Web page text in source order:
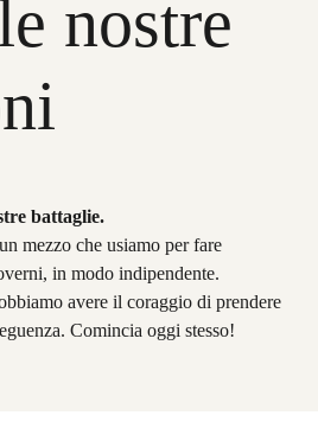
nostre
battaglie.
mezzo che usiamo per fare
in modo indipendente.
avere il coraggio di prendere
Comincia oggi stesso!